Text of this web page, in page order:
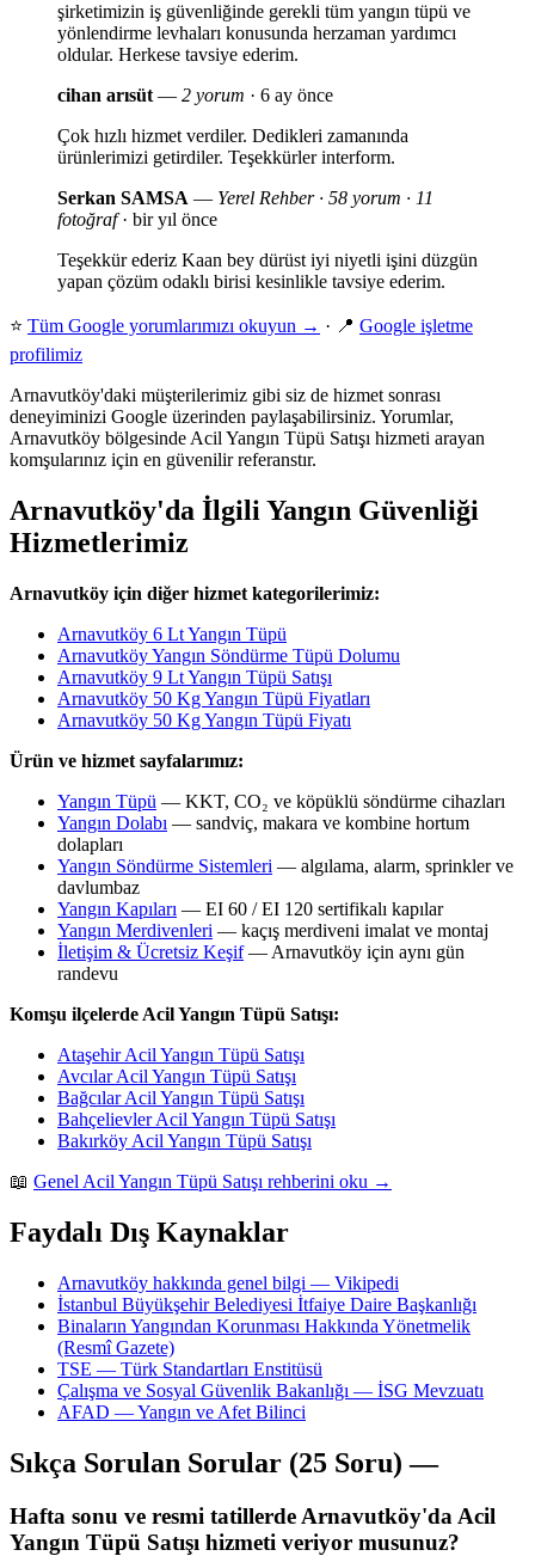
şirketimizin iş güvenliğinde gerekli tüm yangın tüpü ve
yönlendirme levhaları konusunda herzaman yardımcı
oldular. Herkese tavsiye ederim.
cihan arısüt— 2 yorum · 6 ay önce
Çok hızlı hizmet verdiler. Dedikleri zamanında
ürünlerimizi getirdiler. Teşekkürler interform.
Serkan SAMSA — Yerel Rehber · 58 yorum · 11
fotoğraf· bir yıl önce
Teşekkür ederiz Kaan bey dürüst iyi niyetli işini düzgün
yapan çözüm odaklı birisi kesinlikle tavsiye ederim.
⭐ Tüm Google yorumlarımızı okuyun → · 📍 Google işletme
profilimiz
Arnavutköy'daki müşterilerimiz gibi siz de hizmet sonrası
deneyiminizi Google üzerinden paylaşabilirsiniz. Yorumlar,
Arnavutköy bölgesinde Acil Yangın Tüpü Satışı hizmeti arayan
komşularınız için en güvenilir referanstır.
Arnavutköy'da İlgili Yangın Güvenliği
Hizmetlerimiz
Arnavutköy için diğer hizmet kategorilerimiz:
Arnavutköy 6 Lt Yangın Tüpü
Arnavutköy Yangın Söndürme Tüpü Dolumu
Arnavutköy 9 Lt Yangın Tüpü Satışı
Arnavutköy 50 Kg Yangın Tüpü Fiyatları
Arnavutköy 50 Kg Yangın Tüpü Fiyatı
Ürün ve hizmet sayfalarımız:
Yangın Tüpü — KKT, CO₂ ve köpüklü söndürme cihazları
Yangın Dolabı — sandviç, makara ve kombine hortum
dolapları
Yangın Söndürme Sistemleri — algılama, alarm, sprinkler ve
davlumbaz
Yangın Kapıları — EI 60 / EI 120 sertifikalı kapılar
Yangın Merdivenleri — kaçış merdiveni imalat ve montaj
İletişim & Ücretsiz Keşif— Arnavutköy için aynı gün
randevu
Komşu ilçelerde Acil Yangın Tüpü Satışı:
Ataşehir Acil Yangın Tüpü Satışı
Avcılar Acil Yangın Tüpü Satışı
Bağcılar Acil Yangın Tüpü Satışı
Bahçelievler Acil Yangın Tüpü Satışı
Bakırköy Acil Yangın Tüpü Satışı
📖 Genel Acil Yangın Tüpü Satışı rehberini oku →
Faydalı Dış Kaynaklar
Arnavutköy hakkında genel bilgi — Vikipedi
İstanbul Büyükşehir Belediyesi İtfaiye Daire Başkanlığı
Binaların Yangından Korunması Hakkında Yönetmelik
(Resmî Gazete)
TSE — Türk Standartları Enstitüsü
Çalışma ve Sosyal Güvenlik Bakanlığı — İSG Mevzuatı
AFAD — Yangın ve Afet Bilinci
Sıkça Sorulan Sorular (25 Soru) —
Hafta sonu ve resmi tatillerde Arnavutköy'da Acil
Yangın Tüpü Satışı hizmeti veriyor musunuz?